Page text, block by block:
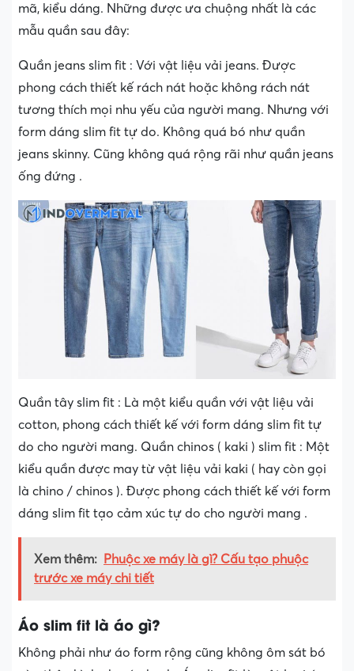
mã, kiểu dáng. Những được ưa chuộng nhất là các
mẫu quần sau đây:
Quần jeans slim fit : Với vật liệu vải jeans. Được
phong cách thiết kế rách nát hoặc không rách nát
tương thích mọi nhu yếu của người mang. Nhưng với
form dáng slim fit tự do. Không quá bó như quần
jeans skinny. Cũng không quá rộng rãi như quần jeans
ống đứng .
Quần tây slim fit : Là một kiểu quần với vật liệu vải
cotton, phong cách thiết kế với form dáng slim fit tự
do cho người mang. Quần chinos ( kaki ) slim fit : Một
kiểu quần được may từ vật liệu vải kaki ( hay còn gọi
là chino / chinos ). Được phong cách thiết kế với form
dáng slim fit tạo cảm xúc tự do cho người mang .
Xem thêm:
Phuộc xe máy là gì? Cấu tạo phuộc
trước xe máy chi tiết
Áo slim fit là áo gì?
Không phải như áo form rộng cũng không ôm sát bó